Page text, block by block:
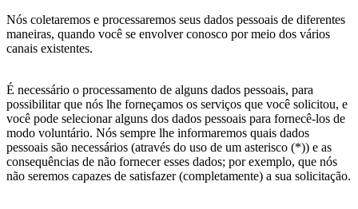
Nós coletaremos e processaremos seus dados pessoais de diferentes
maneiras, quando você se envolver conosco por meio dos vários
canais existentes.
É necessário o processamento de alguns dados pessoais, para
possibilitar que nós lhe forneçamos os serviços que você solicitou, e
você pode selecionar alguns dos dados pessoais para fornecê-los de
modo voluntário. Nós sempre lhe informaremos quais dados
pessoais são necessários (através do uso de um asterisco (*)) e as
consequências de não fornecer esses dados; por exemplo, que nós
não seremos capazes de satisfazer (completamente) a sua solicitação.